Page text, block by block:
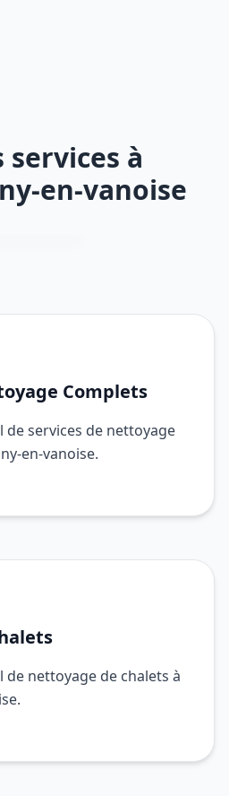
à
en-vanoise
Complets
de services de nettoyage
en-vanoise.
nettoyage de chalets à